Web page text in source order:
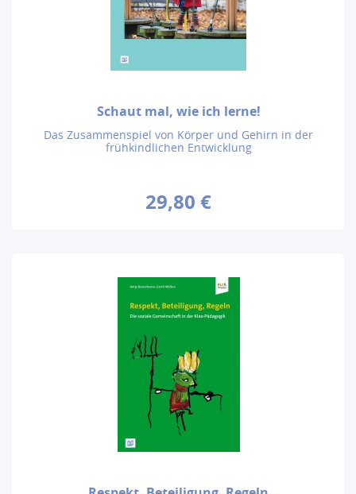
Schaut mal, wie ich lerne!
Das Zusammenspiel von Körper und Gehirn in der
frühkindlichen Entwicklung
29,80 €